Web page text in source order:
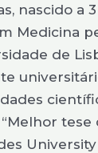
nascido a
Medicina
de
tese
University